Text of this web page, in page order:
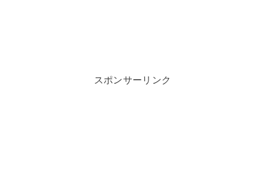
スポンサーリンク